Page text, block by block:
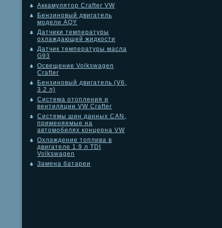
Аккамулятор Crafter VW
Бензиновый двигатель
модели AQY
Датчики температуры
охлаждающей жидкости
Датчик температуры масла
G93
Освещение Volkswagen
Crafter
Бензиновый двигатель (V6,
3.2 л)
Система отопления и
вентиляции VW Crafter
Системы шин данных CAN,
применяемые на
автомобилях концерна VW
Охлаждение топлива в
двигателе 1.9 л TDI
Volkswagen
Замена батареи